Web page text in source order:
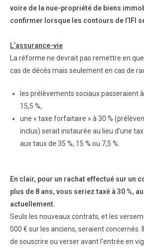
voire de la nue-propriété de biens
confirmer lorsque les contours de l’IFI
L’assurance-vie
La réforme ne devrait pas remettre en
cas de décès mais seulement en cas de
les prélèvements sociaux passeraient
15,5 %,
une « taxe forfaitaire » à 30 %
inclus) serait instaurée au lieu d’une
aux taux de 35 %, 15 % ou 7,5 %.
En clair, pour un rachat effectué sur un
plus de 8 ans, vous seriez taxé à 30 %,
actuellement.
Seuls les nouveaux contrats, et les
000 € sur les anciens, seraient concernés.
de souscrire ou verser avant l’entrée en